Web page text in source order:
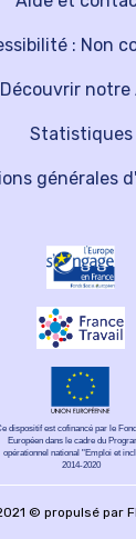
Découvrir notre
Statistiques
: Non
générales
dispositif est cofinancé par le
Européen dans le cadre du
opérationnel national "Emploi et
2014-2020
© propulsé par